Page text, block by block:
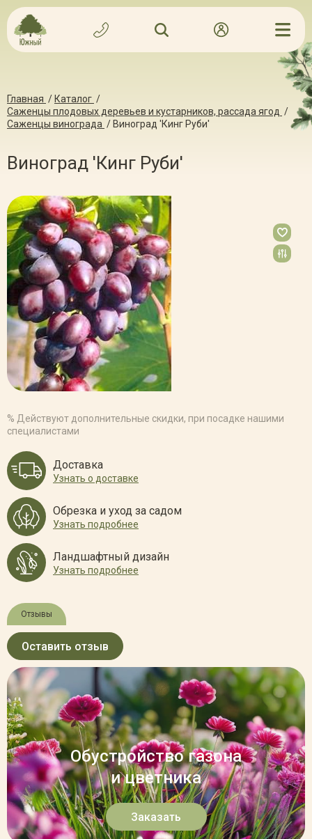
Главная / Каталог /
Саженцы плодовых деревьев и кустарников, рассада ягод /
Саженцы винограда / Виноград 'Кинг Руби'
Виноград 'Кинг Руби'
% Действуют дополнительные скидки, при посадке нашими
специалистами
Доставка
Узнать о доставке
Обрезка и уход за садом
Узнать подробнее
Ландшафтный дизайн
Узнать подробнее
Отзывы
Оставить отзыв
Обустройство газона
и цветника
Заказать